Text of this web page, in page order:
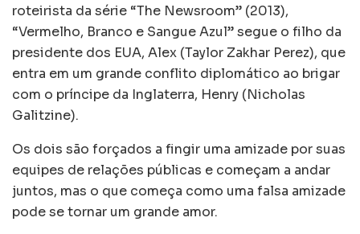
roteirista da série “The Newsroom” (2013),
“Vermelho, Branco e Sangue Azul” segue o filho da
presidente dos EUA, Alex (Taylor Zakhar Perez), que
entra em um grande conflito diplomático ao brigar
com o príncipe da Inglaterra, Henry (Nicholas
Galitzine).
Os dois são forçados a fingir uma amizade por suas
equipes de relações públicas e começam a andar
juntos, mas o que começa como uma falsa amizade
pode se tornar um grande amor.